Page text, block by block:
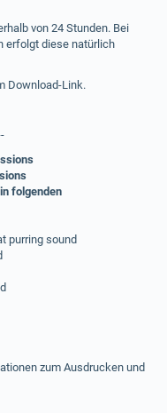
von 24 Stunden. Bei
erfolgt diese natürlich
Download-Link.
folgenden
purring sound
zum Ausdrucken und